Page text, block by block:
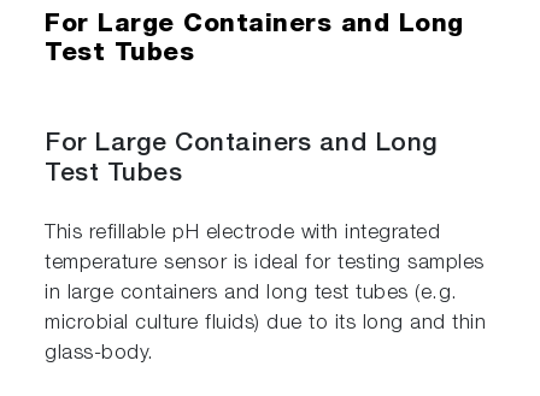
For Large Containers and Long
Test Tubes
For Large Containers and Long
Test Tubes
This refillable pH electrode with integrated
temperature sensor is ideal for testing samples
in large containers and long test tubes (e.g.
microbial culture fluids) due to its long and thin
glass-body.